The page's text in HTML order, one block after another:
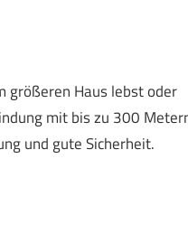
größeren Haus lebst oder
mit bis zu 300
und gute Sicherheit.